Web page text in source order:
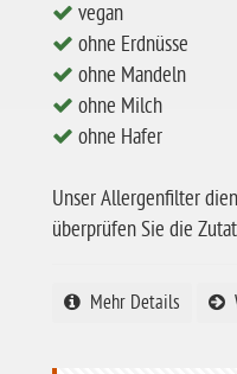
vegan
ohne Erdnüsse
ohne Mandeln
ohne Milch
ohne Hafer
Unser Allergenfilter
überprüfen Sie die
Mehr Details